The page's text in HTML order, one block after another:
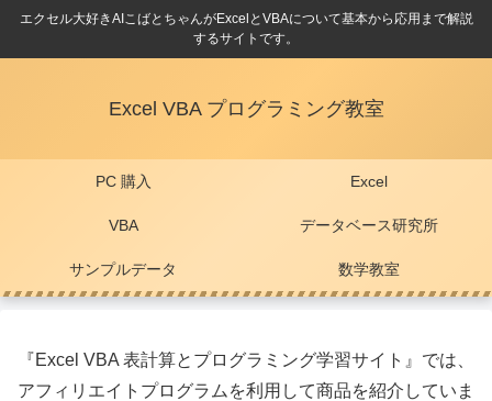
エクセル大好きAIこばとちゃんがExcelとVBAについて基本から応用まで解説
するサイトです。
Excel VBA プログラミング教室
PC 購入 Excel
VBA データベース研究所
サンプルデータ 数学教室
『Excel VBA 表計算とプログラミング学習サイト』では、
アフィリエイトプログラムを利用して商品を紹介していま